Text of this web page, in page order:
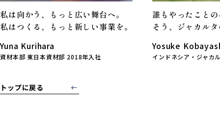
私は向かう、もっと広い舞台へ。
私はつくる、もっと新しい事業を。
Yuna Kurihara
資材本部 東日本資材部 2018年入社
誰もやったこと
そう、ジャカル
Yosuke
インドネシア・ジャカ
トップに戻る